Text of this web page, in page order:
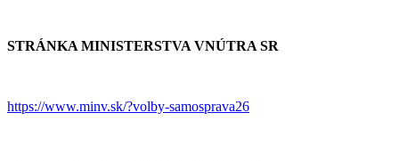
STRÁNKA MINISTERSTVA VNÚTRA SR
https://www.minv.sk/?volby-samosprava26